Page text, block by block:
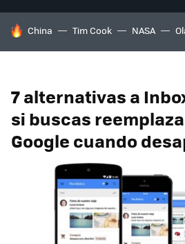
HOY SE HABLA DE
China Tim Cook NASA
7 alternativas a
si buscas
Google cuando